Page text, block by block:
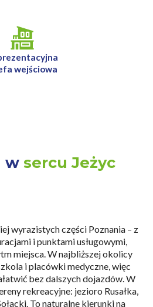
wejściowa
w sercu Jeżyc
wyrazistych części Poznania – z
i punktami usługowymi,
miejsca. W najbliższej okolicy
i placówki medyczne, więc
bez dalszych dojazdów. W
rekreacyjne: jezioro Rusałka,
To naturalne kierunki na